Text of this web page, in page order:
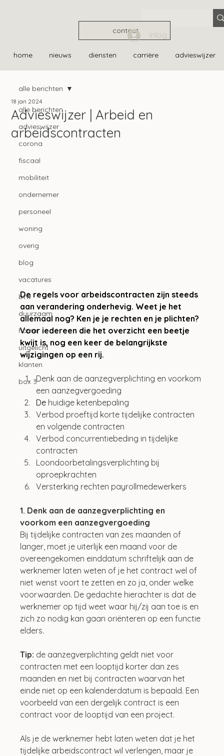
contact
home nieuws diensten carrière advieswijzer
Inloggen
alle berichten
advieswijzer
corona
fiscaal
mobiliteit
ondernemer
personeel
woning
overig
blog
vacatures
btw
duurzaam
home
uitgelicht
klanten
box 3
alle berichten
Advieswijzer | Arbeid en
arbeidscontracten
18 jan 2024
De regels voor arbeidscontracten zijn steeds
aan verandering onderhevig. Weet je het
allemaal nog? Ken je je rechten en je plichten?
Voor iedereen die het overzicht een beetje
kwijt is, nog een keer de belangrijkste
wijzigingen op een rij.
Denk aan de aanzegverplichting en voorkom
een aanzegvergoeding
De huidige ketenbepaling
Verbod proeftijd korte tijdelijke contracten
en volgende contracten
Verbod concurrentiebeding in tijdelijke
contracten
Loondoorbetalingsverplichting bij
oproepkrachten
Versterking rechten payrollmedewerkers
1. Denk aan de aanzegverplichting en
voorkom een aanzegvergoeding
Bij tijdelijke contracten van zes maanden of
langer, moet je uiterlijk een maand voor de
overeengekomen einddatum schriftelijk aan de
werknemer laten weten of je het contract wel of
niet wenst voort te zetten en zo ja, onder welke
voorwaarden. De gedachte hierachter is dat de
werknemer op tijd weet waar hij/zij aan toe is en
zich zo nodig kan gaan oriënteren op een functie
elders.
Tip: de aanzegverplichting geldt niet voor
contracten met een looptijd korter dan zes
maanden en niet bij contracten waarvan het
einde niet op een kalenderdatum is bepaald. Een
voorbeeld van een dergelijk contract is een
contract voor de looptijd van een project.
Als je de werknemer hebt laten weten dat je het
tijdelijke arbeidscontract wil verlengen, maar je